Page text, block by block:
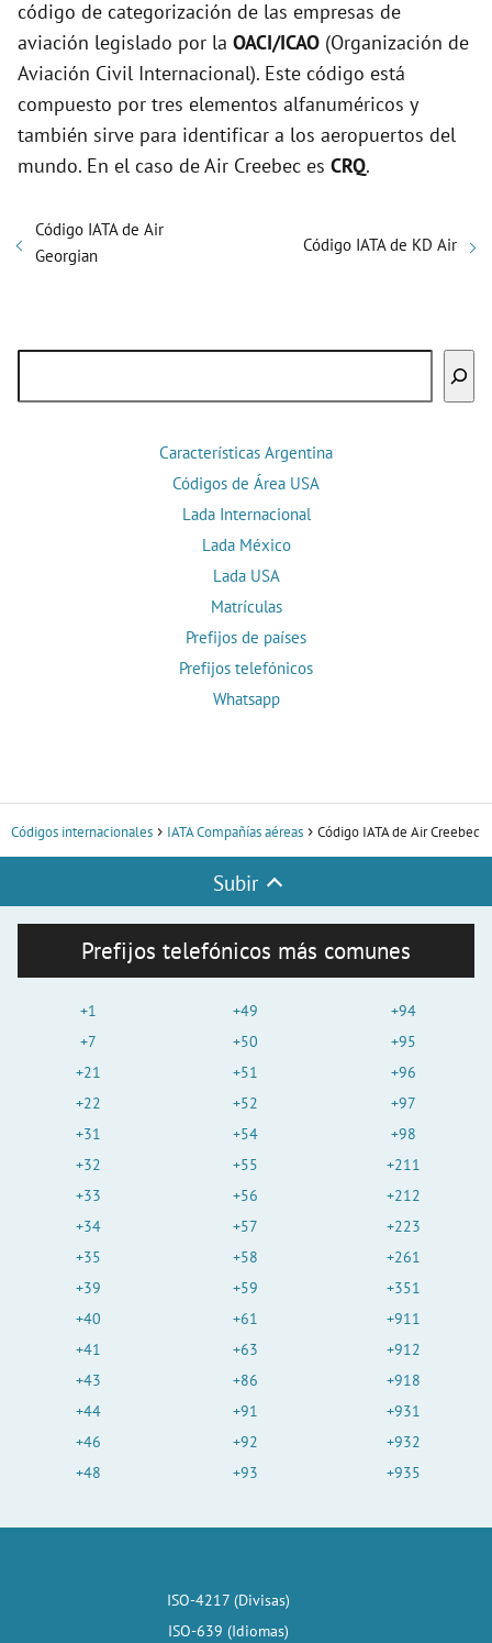
código de categorización de las empresas de
aviación legislado por la OACI/ICAO (Organización de
Aviación Civil Internacional). Este código está
compuesto por tres elementos alfanuméricos y
también sirve para identificar a los aeropuertos del
mundo. En el caso de Air Creebec es CRQ.
Código IATA de Air
Georgian
Código IATA de KD Air
Características Argentina
Códigos de Área USA
Lada Internacional
Lada México
Lada USA
Matrículas
Prefijos de países
Prefijos telefónicos
Whatsapp
Códigos internacionales IATA Compañías aéreas Código IATA de Air Creebec
Subir
Prefijos telefónicos más comunes
+1
+7
+21
+22
+31
+32
+33
+34
+35
+39
+40
+41
+43
+44
+46
+48
+49
+50
+51
+52
+54
+55
+56
+57
+58
+59
+61
+63
+86
+91
+92
+93
+94
+95
+96
+97
+98
+211
+212
+223
+261
+351
+911
+912
+918
+931
+932
+935
ISO-4217 (Divisas)
ISO-639 (Idiomas)